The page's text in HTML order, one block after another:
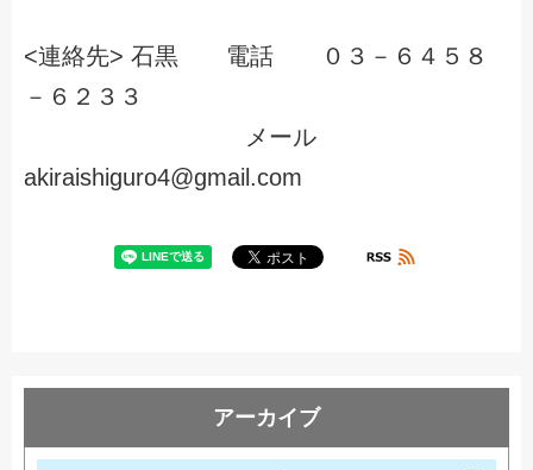
<連絡先> 石黒 電話 ０３－６４５８
－６２３３
メール
akiraishiguro4@gmail.com
アーカイブ